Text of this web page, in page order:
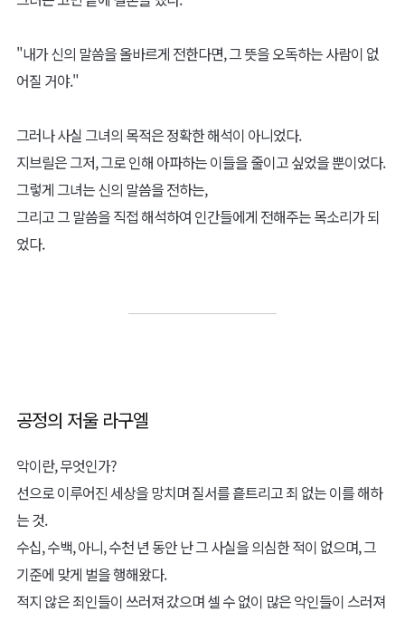
신의 말씀은 물론이고, 천상에서 흘러나오는 성가 소리, 그리고 천사
들의 웃음소리.
그녀에게 있어 평화롭고 즐거운 소리들은 모두 유희거리와도 같았
그런 그녀가 지상에 관심을 갖게 된 건, 정말 우연한 계기였다.
"빛을 따르라."
신께서 인간들에게 내리신 그 말씀은, 매우 간단했다.
그저 자신을 따르라는 말, 그것은 유약한 인간들에게 반드시 필요한
그러나 신의 그 말은, 온전히 인간들에게 전해지지 못했다.
그러나 신은 그 어떤 행동도 하지 않았다.
때문에 그들의 모든 행동들을 존중하고, 그저 지켜볼 뿐이었다.
이에 지브릴은 신의 말씀을 잘못 이해한 그들의 모습에 신을, 그리고
인간들을 안타까워 했다.
"신은 침묵하시지만, 난 침묵하지 않아도 되지 않을까?"